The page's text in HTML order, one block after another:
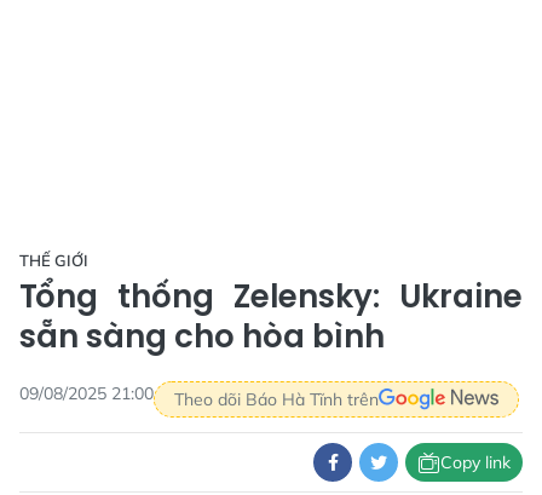
THẾ GIỚI
Tổng thống Zelensky: Ukraine
sẵn sàng cho hòa bình
09/08/2025 21:00 Theo dõi Báo Hà Tĩnh trên
Copy link